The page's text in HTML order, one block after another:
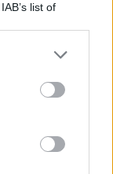
list of
to third parties
more Google
including but
may click to
party tags to